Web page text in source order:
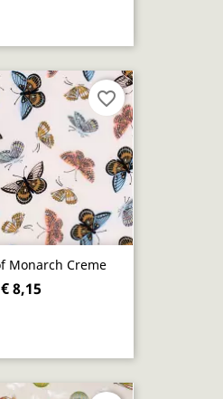
Monarch Creme
€ 8,15
favorite_border